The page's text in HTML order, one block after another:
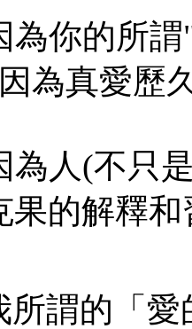
為你的所
為真愛歷
為人(不只
果的解釋
所謂的「愛